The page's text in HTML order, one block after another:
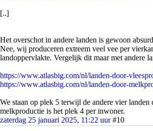
[..]
Het overschot in andere landen is gewoon
Nee, wij produceren extreem veel vee per
landoppervlakte. Vergelijk dit maar met andere
https://www.atlasbig.com/nl/landen-door-
https://www.atlasbig.com/nl/landen-door-
We staan op plek 5 terwijl de andere vier
melkproductie is het plek 4 per inwoner.
zaterdag 25 januari 2025, 11:22 uur #10
4